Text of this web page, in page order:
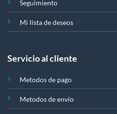
Seguimiento
Mi lista de deseos
Servicio al cliente
Metodos de pago
Metodos de envío